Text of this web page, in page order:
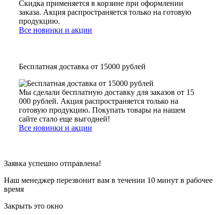
Скидка применяется в корзине при оформлении
заказа. Акция распространяется только на готовую
продукцию.
Все новинки и акции
Бесплатная доставка от 15000 рублей
Мы сделали бесплатную доставку для заказов от 15
000 рублей. Акция распространяется только на
готовую продукцию. Покупать товары на нашем
сайте стало еще выгодней!
Все новинки и акции
Заявка успешно отправлена!
Наш менеджер перезвонит вам в течении 10 минут в рабочее
время
Закрыть это окно